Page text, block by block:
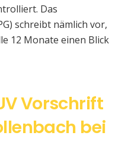
Das
schreibt nämlich vor,
12 Monate einen Blick
Vorschrift
bei